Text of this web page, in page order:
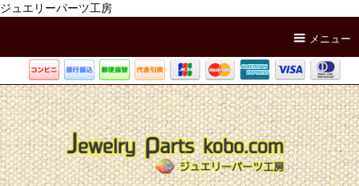
ジュエリーパーツ工房
メニュー